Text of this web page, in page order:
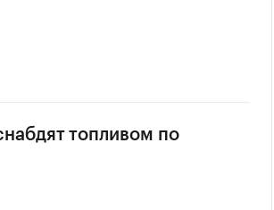
топливом по